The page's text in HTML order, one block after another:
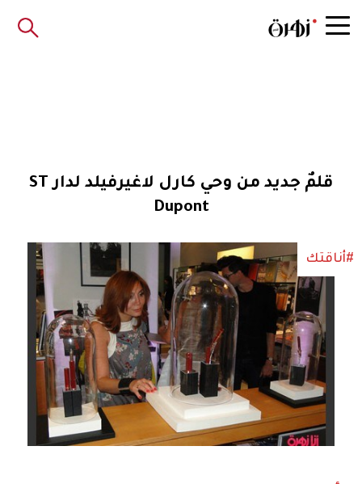
قلمٌ جديد من وحي كارل لاغيرفيلد لدار ST
Dupont
#أناقتك